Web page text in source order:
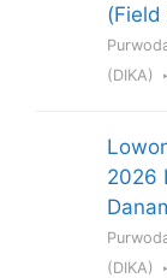
(Field
(DIKA)
2026
(DIKA)